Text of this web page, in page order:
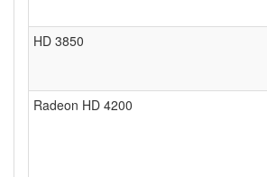
HD 3850
Radeon HD 4200